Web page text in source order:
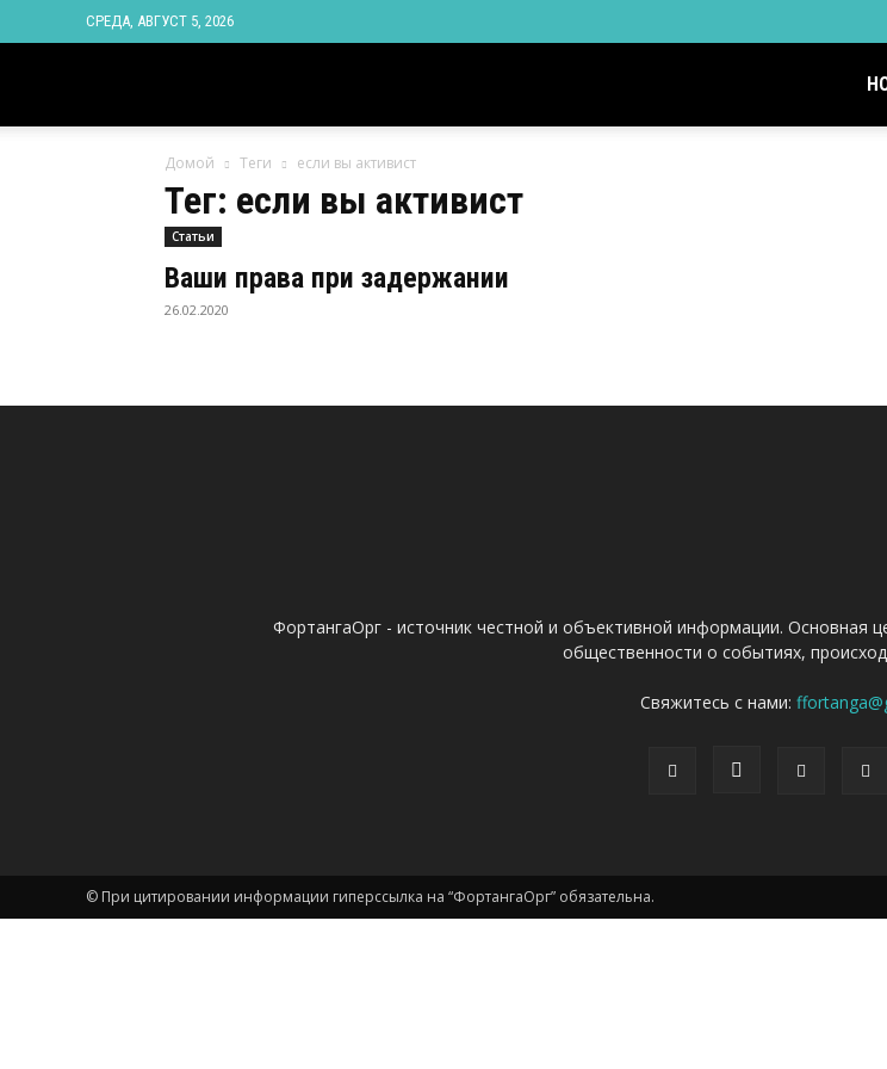
СРЕДА, АВГУСТ 5, 2026
ИнгушетииДомой Теги если вы активист
Тег: если вы активист
Статьи
Ваши права при задержании
26.02.2020
ФортангаОрг - источник честной и объективной информации. Основная
общественности о событиях,
Свяжитесь с нами:
© При цитировании информации гиперссылка на “ФортангаОрг” обязательна.